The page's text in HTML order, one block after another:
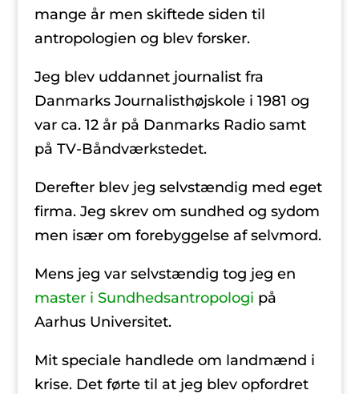
mange år men skiftede siden til
antropologien og blev forsker.
Jeg blev uddannet journalist fra
Danmarks Journalisthøjskole i 1981 og
var ca. 12 år på Danmarks Radio samt
på TV-Båndværkstedet.
Derefter blev jeg selvstændig med eget
firma. Jeg skrev om sundhed og sydom
men især om forebyggelse af selvmord.
Mens jeg var selvstændig tog jeg en
master i Sundhedsantropologi på
Aarhus Universitet.
Mit speciale handlede om landmænd i
krise. Det førte til at jeg blev opfordret